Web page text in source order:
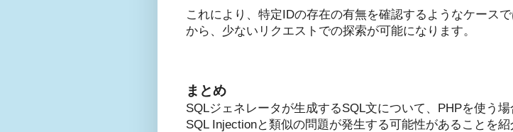
これにより、特定IDの存在の有無を確認するようなケース
から、少ないリクエストでの探索が可能になります。
まとめ
SQLジェネレータが生成するSQL文について、PHPを使う
SQL Injectionと類似の問題が発生する可能性があることを